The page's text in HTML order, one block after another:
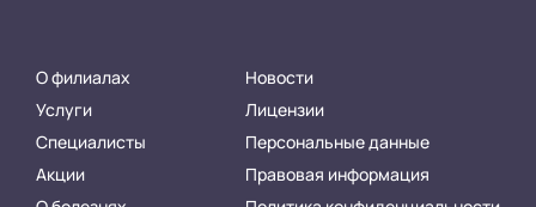
О филиалах
Услуги
Специалисты
Акции
Новости
Лицензии
Персональные данные
Правовая информация